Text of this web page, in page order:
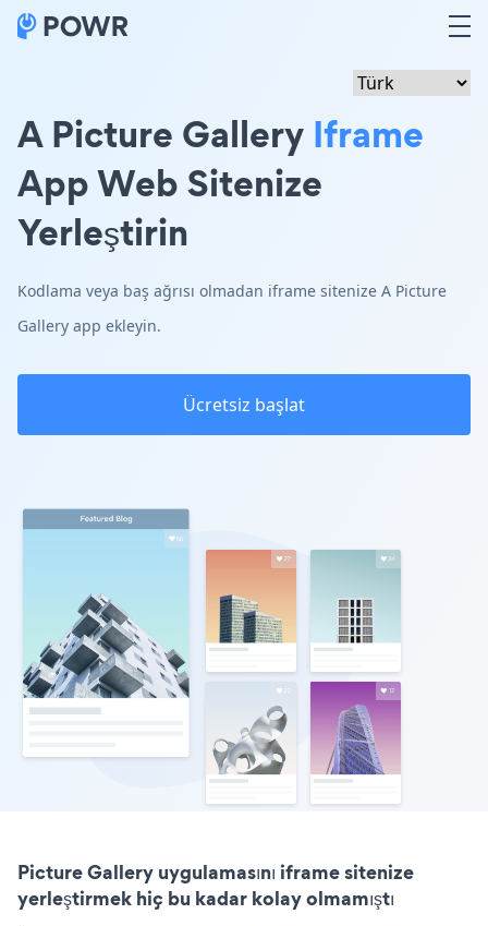
A Picture Gallery Iframe
App Web Sitenize
Yerleştirin
Kodlama veya baş ağrısı olmadan iframe sitenize A Picture
Gallery app ekleyin.
Ücretsiz başlat
Picture Gallery uygulamasını iframe sitenize
yerleştirmek hiç bu kadar kolay olmamıştı